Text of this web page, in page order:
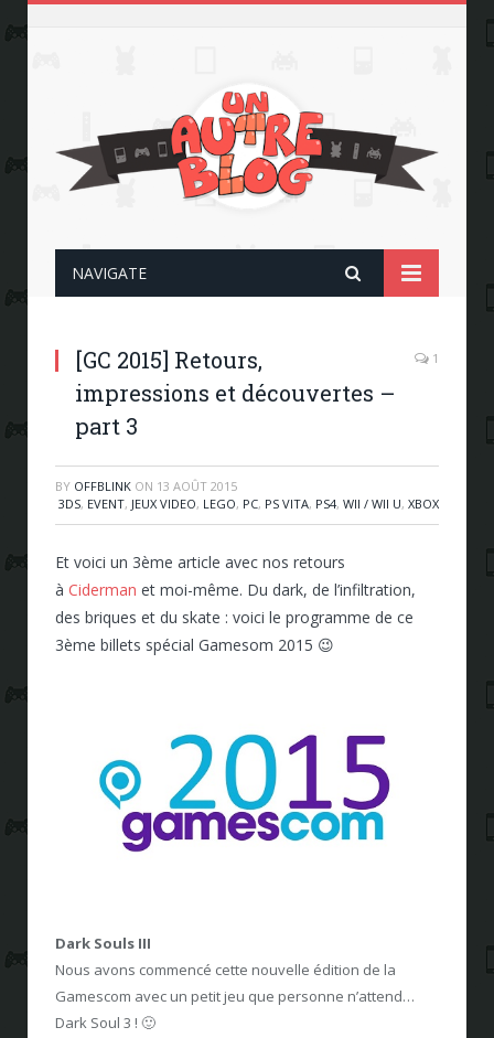
NAVIGATE
[GC 2015] Retours,
impressions et découvertes –
part 3
1
BY OFFBLINK ON 13 AOÛT 2015
3DS, EVENT, JEUX VIDEO, LEGO, PC, PS VITA, PS4, WII / WII U, XBOX
Et voici un 3ème article avec nos retours
à Ciderman et moi-même. Du dark, de l’infiltration,
des briques et du skate : voici le programme de ce
3ème billets spécial Gamesom 2015 😉
Dark Souls III
Nous avons commencé cette nouvelle édition de la
Gamescom avec un petit jeu que personne n’attend…
Dark Soul 3 ! 🙂